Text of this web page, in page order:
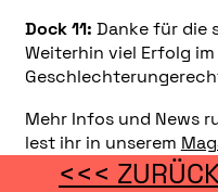
Dock 11: Danke für die
Weiterhin viel Erfolg
Mehr Infos und News
lest ihr in unserem
<<<